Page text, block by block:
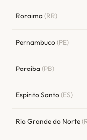
Roraima (RR)
Pernambuco(PE)
Paraíba (PB)
Espírito Santo(ES)
Rio Grande do Norte